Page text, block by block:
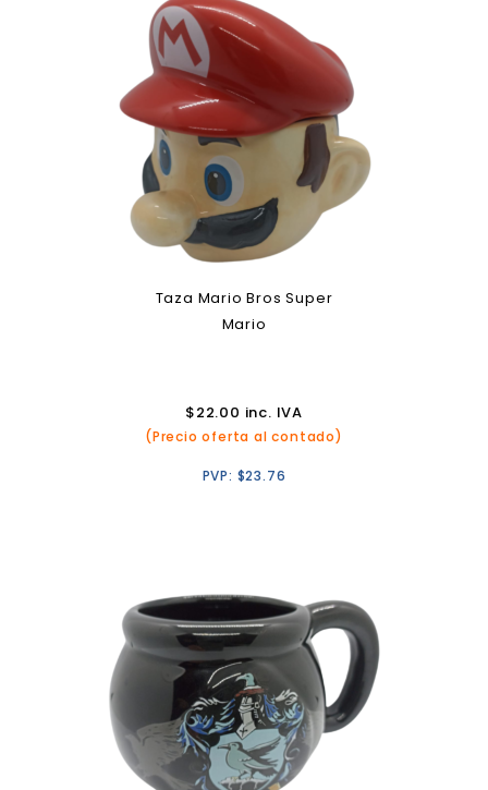
Taza Mario Bros Super
Mario
$22.00 inc. IVA
(Precio oferta al contado)
PVP: $23.76